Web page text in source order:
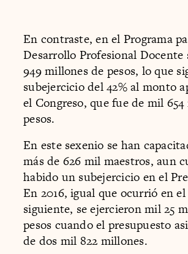
En contraste, en el Programa
Desarrollo Profesional
949 millones de pesos, lo que
subejercicio del 42% al monto
el Congreso, que fue de mil
pesos.
En este sexenio se han
más de 626 mil maestros, aun
habido un subejercicio en el
En 2016, igual que ocurrió en el
siguiente, se ejercieron mil 25
pesos cuando el presupuesto
de dos mil 822 millones.